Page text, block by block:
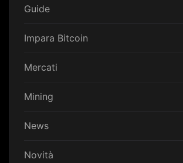
Guide
Impara Bitcoin
Mercati
Mining
News
Novità